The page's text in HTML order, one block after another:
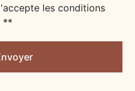
les conditions
**